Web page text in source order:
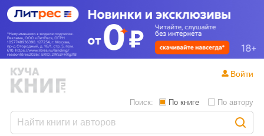
Поиск: По книге По автору
Войти